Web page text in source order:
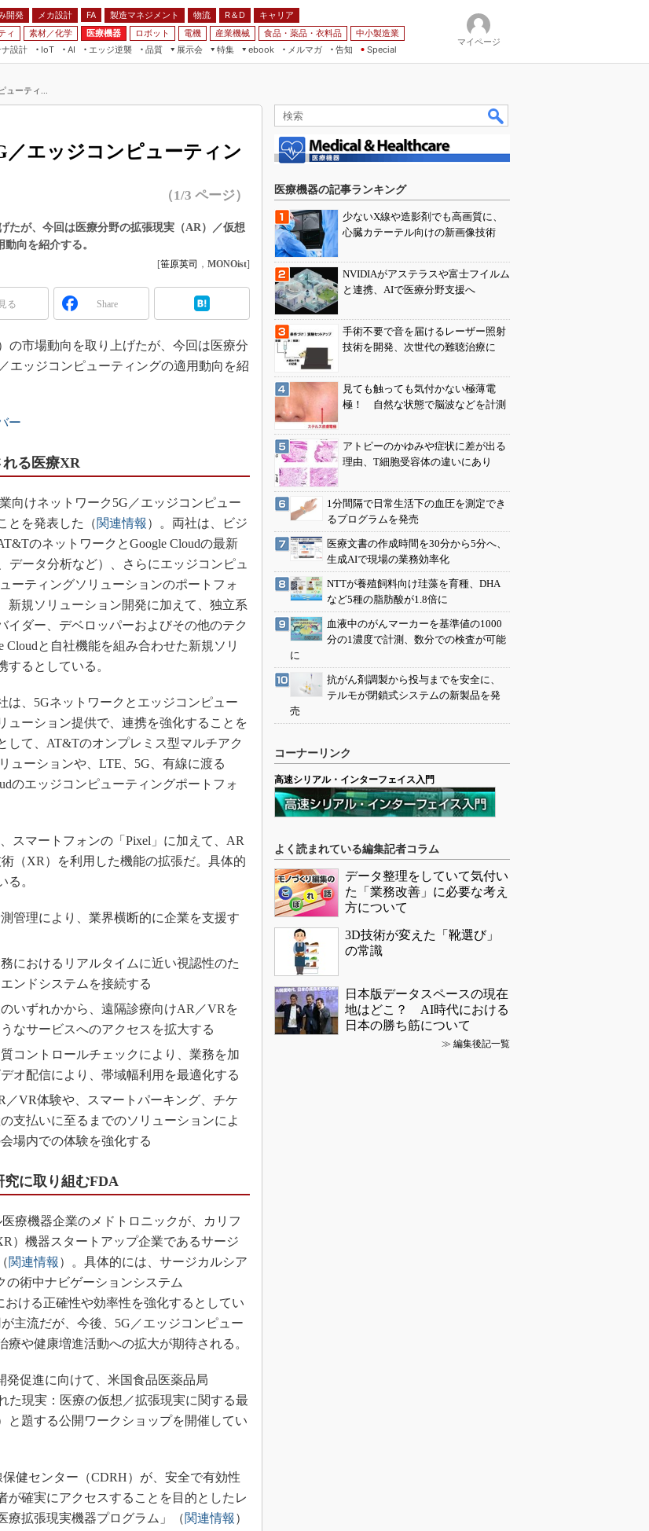
開発 メカ設計 FA 製造マネジメント 物流 R＆D
キャリア
ィ 素材／化学 医療機器 ロボット 電機 産業機械 食品・薬品・衣料品
中小製造業
設計
IoT
AI
エッジ逆襲 品質
展示会
JIMTOF
IIFES
TECHNO-FRONTIER
人テク展
日本ものづくりワールド
AUTOMOTIVE WORLD
産業オープンネット展
特集
車載ソフト開発
ISO26262
イノベーション
製造業ビッグデータ
メイドインジャパン
植物工場
知財マネジメント
海外生産
グローバル設計・開発
制御セキュリティ
新型コロナへの対応
ebook
メルマガ
告知 Special
マイページ
ューティ...
／エッジコンピューティン
（1/3 ページ）
たが、今回は医療分野の拡張現実（AR）／仮想
向を紹介する。
[笹原英司 ， MONOist]
見る Share
の市場動向を取り上げたが、今回は医療分
エッジコンピューティングの適用動向を紹
ー
る医療XR
向けネットワーク5G／エッジコンピュー
とを発表した（関連情報 ）。両社は、ビジ
のネットワークとGoogle Cloudの最新
データ分析など）、さらにエッジコンピュ
ーティングソリューションのポートフォ
新規ソリューション開発に加えて、独立系
イダー、デベロッパーおよびその他のテク
Cloudと自社機能を組み合わせた新規ソリ
するとしている。
、5Gネットワークとエッジコンピュー
ューション提供で、連携を強化することを
して、AT&Tのオンプレミス型マルチアク
ューションや、LTE、5G、有線に渡る
のエッジコンピューティングポートフォ
スマートフォンの「Pixel」に加えて、AR
（XR）を利用した機能の拡張だ。具体的
る。
管理により、業界横断的に企業を支援す
におけるリアルタイムに近い視認性のた
ンドシステムを接続する
いずれかから、遠隔診療向けAR／VRを
なサービスへのアクセスを拡大する
コントロールチェックにより、業務を加
オ配信により、帯域幅利用を最適化する
VR体験や、スマートパーキング、チケ
支払いに至るまでのソリューションによ
場内での体験を強化する
に取り組むFDA
療機器企業のメドトロニックが、カリフ
）機器スタートアップ企業であるサージ
関連情報 ）。具体的には、サージカルシア
の術中ナビゲーションシステム
おける正確性や効率性を強化するとしてい
主流だが、今後、5G／エッジコンピュー
や健康増進活動への拡大が期待される。
促進に向けて、米国食品医薬品局
た現実：医療の仮想／拡張現実に関する最
と題する公開ワークショップを開催してい
健センター（CDRH）が、安全で有効性
確実にアクセスすることを目的としたレ
療拡張現実機器プログラム」（関連情報 ）
医療機器の記事ランキング
少ないX線や造影剤でも高画質に、
心臓カテーテル向けの新画像技術
NVIDIAがアステラスや富士フイルム
と連携、AIで医療分野支援へ
手術不要で音を届けるレーザー照射
技術を開発、次世代の難聴治療に
見ても触っても気付かない極薄電
極！ 自然な状態で脳波などを計測
アトピーのかゆみや症状に差が出る
理由、T細胞受容体の違いにあり
1分間隔で日常生活下の血圧を測定でき
るプログラムを発売
医療文書の作成時間を30分から5分へ、
生成AIで現場の業務効率化
NTTが養殖飼料向け珪藻を育種、DHA
など5種の脂肪酸が1.8倍に
血液中のがんマーカーを基準値の1000
分の1濃度で計測、数分での検査が可能
に
抗がん剤調製から投与までを安全に、
テルモが閉鎖式システムの新製品を発
売
コーナーリンク
高速シリアル・インターフェイス入門
よく読まれている編集記者コラム
データ整理をしていて気付い
た「業務改善」に必要な考え
方について
3D技術が変えた「靴選び」
の常識
日本版データスペースの現在
地はどこ？ AI時代における
日本の勝ち筋について
≫ 編集後記一覧